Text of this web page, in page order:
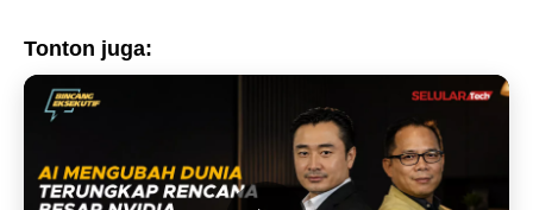
Tonton juga: